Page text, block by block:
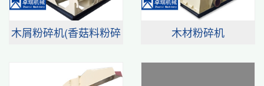
木屑粉碎机(香菇料粉碎
木材粉碎机